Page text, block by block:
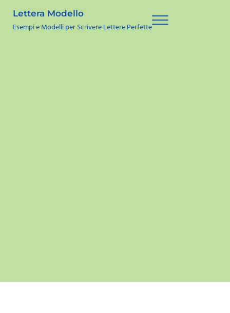
Lettera Modello
Esempi e Modelli per Scrivere Lettere Perfette Menu